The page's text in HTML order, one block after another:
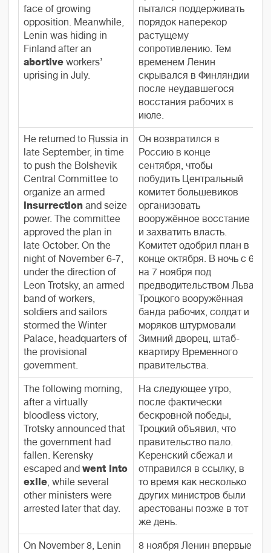
face of growing
opposition. Meanwhile,
Lenin was hiding in
Finland after an
abortive workers’
uprising in July.
пытался поддерживать
порядок наперекор
растущему
сопротивлению. Тем
временем Ленин
скрывался в Финляндии
после неудавшегося
восстания рабочих в
июле.
He returned to Russia in
late September, in time
to push the Bolshevik
Central Committee to
organize an armed
insurrection and seize
power. The committee
approved the plan in
late October. On the
night of November 6-7,
under the direction of
Leon Trotsky, an armed
band of workers,
soldiers and sailors
stormed the Winter
Palace, headquarters of
the provisional
government.
Он возвратился в
Россию в конце
сентября, чтобы
побудить Центральный
комитет большевиков
организовать
вооружённое восстание
и захватить власть.
Комитет одобрил план в
конце октября. В ночь с 6
на 7 ноября под
предводительством Льва
Троцкого вооружённая
банда рабочих, солдат и
моряков штурмовали
Зимний дворец, штаб-
квартиру Временного
правительства.
The following morning,
after a virtually
bloodless victory,
Trotsky announced that
the government had
fallen. Kerensky
escaped and went into
exile, while several
other ministers were
arrested later that day.
На следующее утро,
после фактически
бескровной победы,
Троцкий объявил, что
правительство пало.
Керенский сбежал и
отправился в ссылку, в
то время как несколько
других министров были
арестованы позже в тот
же день.
On November 8, Lenin
8 ноября Ленин впервые